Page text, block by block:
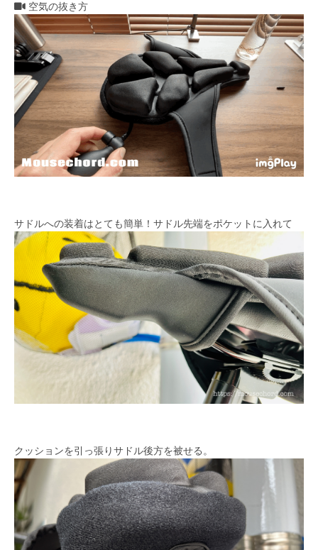
空気の抜き方
サドルへの装着はとても簡単！サドル先端をポケットに入れて
クッションを引っ張りサドル後方を被せる。